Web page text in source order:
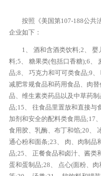
按照《美国第107-188公共法
企业如下：
1、 酒和含酒类饮料;2、 婴
料;5、 糖果类(包括口香糖);6、
品;8、 巧克力和可可类食品;9、
减肥常规食品和药用食品、肉
品、维生素类药品以及中草药
品;15、 往食品里置放和直接与
加剂和安全的配料类食用品;17
食用胶、乳酶、布丁和馅;20、
通心粉和面条;23、 肉、肉制品
品;25、 正餐食品和卤汁、酱类
蛋和蛋制品;28、 点心(面粉、